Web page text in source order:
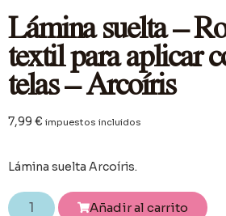
Lámina suelta –
textil para aplicar
telas – Arcoíris
7,99 € impuestos incluidos
Lámina suelta Arcoíris.
Añadir al carrito